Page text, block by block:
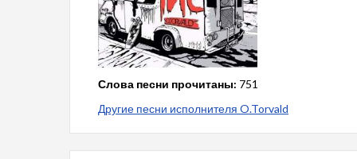
Слова песни прочитаны: 751
Другие песни исполнителя O.Torvald